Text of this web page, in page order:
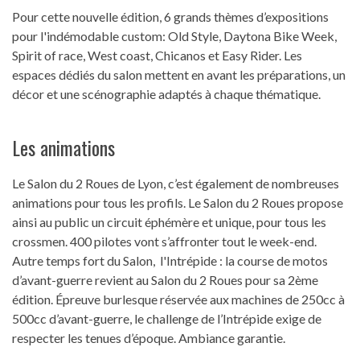
Pour cette nouvelle édition, 6 grands thèmes d’expositions
pour l'indémodable custom: Old Style, Daytona Bike Week,
Spirit of race, West coast, Chicanos et Easy Rider. Les
espaces dédiés du salon mettent en avant les préparations, un
décor et une scénographie adaptés à chaque thématique.
Les animations
Le Salon du 2 Roues de Lyon, c’est également de nombreuses
animations pour tous les profils. Le Salon du 2 Roues propose
ainsi au public un circuit éphémère et unique, pour tous les
crossmen. 400 pilotes vont s’affronter tout le week-end.
Autre temps fort du Salon, l'Intrépide : la course de motos
d’avant-guerre revient au Salon du 2 Roues pour sa 2ème
édition. Épreuve burlesque réservée aux machines de 250cc à
500cc d’avant-guerre, le challenge de l’Intrépide exige de
respecter les tenues d’époque. Ambiance garantie.